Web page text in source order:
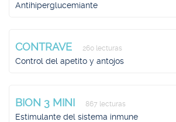
Antihiperglucemiante
CONTRAVE 260 lecturas
Control del apetito y antojos
BION 3 MINI 867 lecturas
Estimulante del sistema inmune